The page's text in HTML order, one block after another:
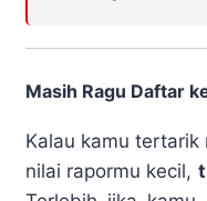
Masih Ragu Daftar
Kalau kamu tertarik
nilai rapormu kecil,